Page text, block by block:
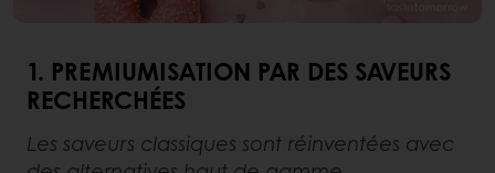
1. PREMIUMISATION PAR DES SAVEURS
RECHERCHÉES
Les saveurs classiques sont réinventées avec